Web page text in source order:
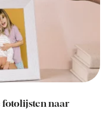
naar